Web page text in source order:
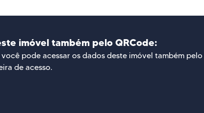
imóvel também pelo QRCode:
pode acessar os dados deste imóvel também pelo
de acesso.